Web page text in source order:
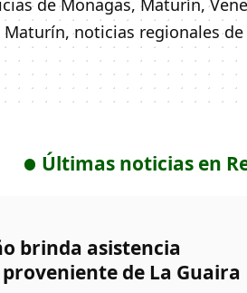
de Monagas, Maturín,
noticias regionales
Últimas noticias en
brinda asistencia
de La Guaira